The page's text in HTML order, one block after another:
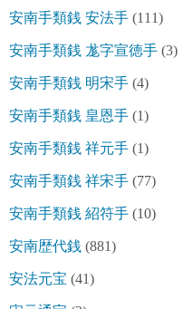
安南手類銭 安法手 (111)
安南手類銭 尨字宣徳手 (3)
安南手類銭 明宋手 (4)
安南手類銭 皇恩手 (1)
安南手類銭 祥元手 (1)
安南手類銭 祥宋手 (77)
安南手類銭 紹符手 (10)
安南歴代銭 (881)
安法元宝 (41)